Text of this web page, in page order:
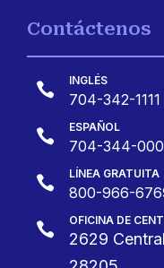
Contáctenos
 INGLÉS
704-342-1111
 ESPAÑOL
704-344-
 LÍNEA GRATUITA
800-966-
 OFICINA DE
2629